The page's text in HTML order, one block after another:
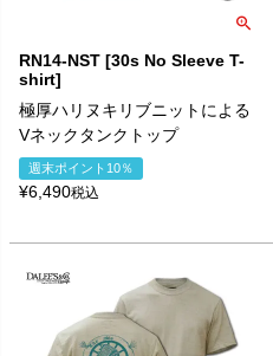
RN14-NST [30s No Sleeve T-
shirt]
極厚ハリヌキリブニットによる
Vネックタンクトップ
週末ポイント10％
¥6,490税込